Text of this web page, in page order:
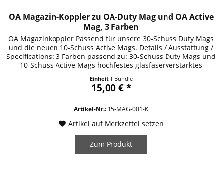
OA Magazin-Koppler zu OA-Duty Mag und OA Active
Mag, 3 Farben
OA Magazinkoppler Passend für unsere 30-Schuss Duty Mags
und die neuen 10-Schuss Active Mags. Details / Ausstattung /
Specifications: 3 Farben passend zu: 30-Schuss Duty Mags und
10-Schuss Active Mags hochfestes glasfaserverstärktes
Einheit 1 Bundle
15,00 € *
Artikel-Nr.: 15-MAG-001-K
Artikel auf Merkzettel setzen
Zum Produkt